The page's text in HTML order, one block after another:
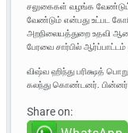
சலுகைகள் வழங்க
வேண்டும் என்பது உட்பட
அறநிலையத்துறை உதவி
பேரவை சார்பில் ஆர்ப்பாட்டம்
விஷ்வ ஹிந்து பரிக்ஷத்
கலந்து கொண்டனர்.
Share on: